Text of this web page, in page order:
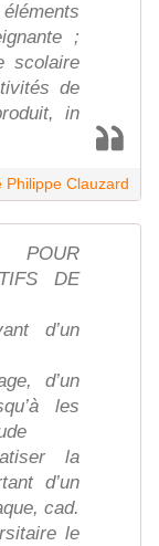
;
scolaire
de
in
Philippe Clauzard
POUR
DE
d’un
d’un
les
la
d’un
cad.
le